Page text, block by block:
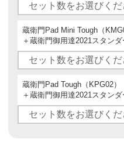
蔵衛門Pad Mini Tough（
＋蔵衛門御用達2021スタンダ
蔵衛門Pad Tough（KPG02）
＋蔵衛門御用達2021スタンダ